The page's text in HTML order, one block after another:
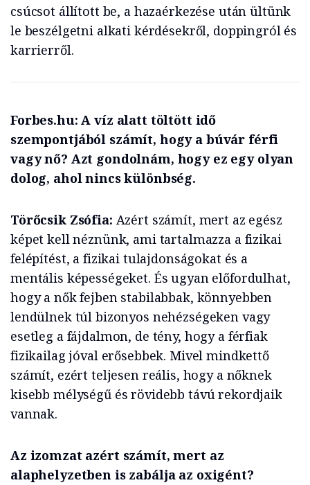
csúcsot állított be, a hazaérkezése után ültünk
le beszélgetni alkati kérdésekről, doppingról és
karrierről.
Forbes.hu: A víz alatt töltött idő
szempontjából számít, hogy a búvár férfi
vagy nő? Azt gondolnám, hogy ez egy olyan
dolog, ahol nincs különbség.
Törőcsik Zsófia: Azért számít, mert az egész
képet kell néznünk, ami tartalmazza a fizikai
felépítést, a fizikai tulajdonságokat és a
mentális képességeket. És ugyan előfordulhat,
hogy a nők fejben stabilabbak, könnyebben
lendülnek túl bizonyos nehézségeken vagy
esetleg a fájdalmon, de tény, hogy a férfiak
fizikailag jóval erősebbek. Mivel mindkettő
számít, ezért teljesen reális, hogy a nőknek
kisebb mélységű és rövidebb távú rekordjaik
vannak.
Az izomzat azért számít, mert az
alaphelyzetben is zabálja az oxigént?